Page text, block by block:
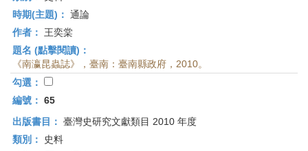
時期(主題)： 通論
作者：
王奕棠
題名 (點擊閱讀)：
《南瀛昆蟲誌》，臺南：臺南縣政府，2010。
勾選：
編號： 65
出版書目： 臺灣史研究文獻類目 2010 年度
類別：
史料